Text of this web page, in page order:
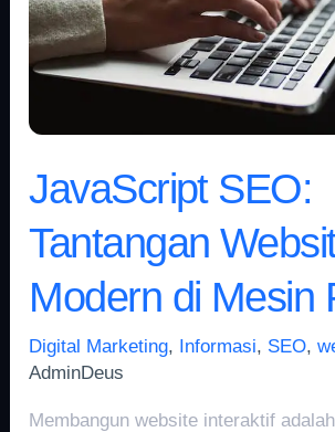
JavaScript SEO:
Tantangan
Modern di Mesin
Digital Marketing, Informasi, SEO,
AdminDeus
Membangun website interaktif
di
Mesin
Pencari